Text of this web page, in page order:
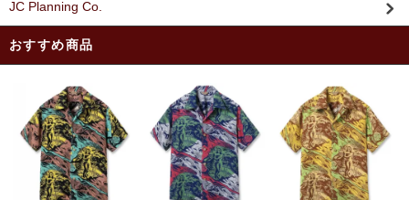
JC Planning Co.
おすすめ商品